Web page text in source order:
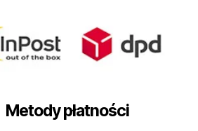
Metody płatności